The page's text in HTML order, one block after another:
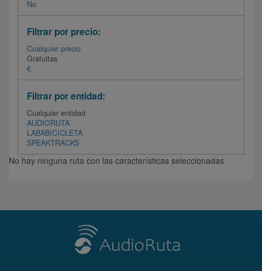
No
Filtrar por precio:
Cualquier precio
Gratuitas
€
Filtrar por entidad:
Cualquier entidad
AUDIORUTA
LABABICICLETA
SPEAKTRACKS
No hay ninguna ruta con las características seleccionadas